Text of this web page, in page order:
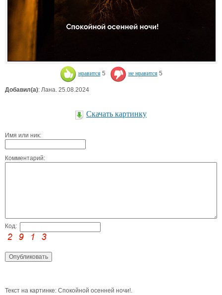
нравится 5 не нравится 5
Добавил(а): Лана. 25.08.2024
Скачать картинку
Имя или ник:
Комментарий:
Код:
Текст на картинке: Спокойной осенней ночи!.